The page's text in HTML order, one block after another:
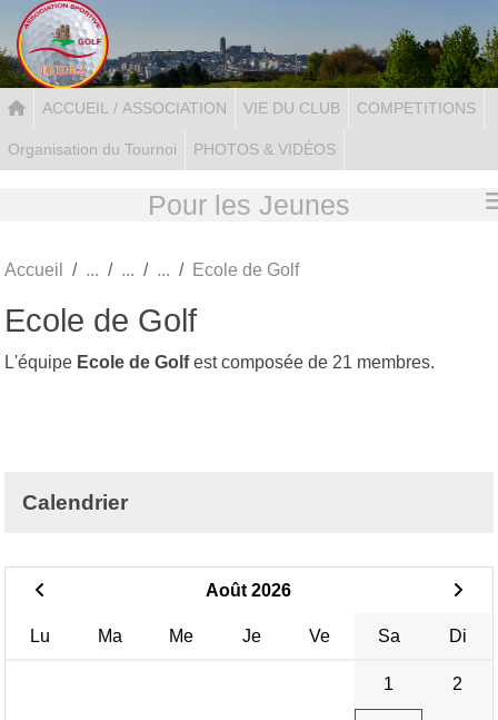
ACCUEIL / ASSOCIATION VIE DU CLUB COMPETITIONS
Organisation du Tournoi PHOTOS & VIDÉOS
Pour les Jeunes
Accueil Ecole de Golf
Ecole de Golf
L'équipe Ecole de Golfest composée de 21 membres.
Calendrier
Août 2026
Lu Ma Me Je Ve Sa Di
1 2
Panneau de gestion des cookies